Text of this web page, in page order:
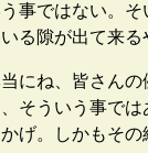
事ではない。
る隙が出て来
にね、皆さんの
そういう事で
げ。しかもそ